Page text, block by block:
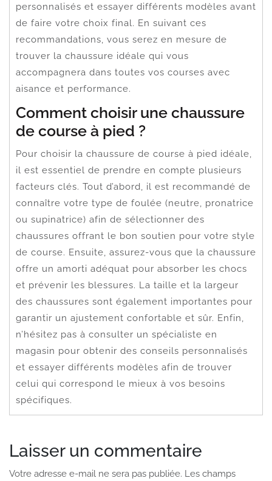
personnalisés et essayer différents modèles avant
de faire votre choix final. En suivant ces
recommandations, vous serez en mesure de
trouver la chaussure idéale qui vous
accompagnera dans toutes vos courses avec
aisance et performance.
Comment choisir une chaussure
de course à pied ?
Pour choisir la chaussure de course à pied idéale,
il est essentiel de prendre en compte plusieurs
facteurs clés. Tout d’abord, il est recommandé de
connaître votre type de foulée (neutre, pronatrice
ou supinatrice) afin de sélectionner des
chaussures offrant le bon soutien pour votre style
de course. Ensuite, assurez-vous que la chaussure
offre un amorti adéquat pour absorber les chocs
et prévenir les blessures. La taille et la largeur
des chaussures sont également importantes pour
garantir un ajustement confortable et sûr. Enfin,
n’hésitez pas à consulter un spécialiste en
magasin pour obtenir des conseils personnalisés
et essayer différents modèles afin de trouver
celui qui correspond le mieux à vos besoins
spécifiques.
Laisser un commentaire
Votre adresse e-mail ne sera pas publiée. Les champs